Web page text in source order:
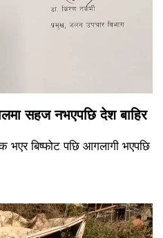
सहज नभएपछि देश बाहिर
भएर बिष्फोट पछि आगलागी भएपछि